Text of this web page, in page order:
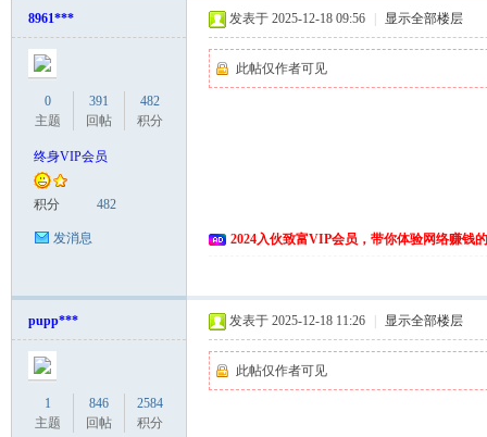
8961***
0
主题
391
回帖
482
积分
终身VIP会员
积分 482
发消息
发表于 2025-12-18 09:56 显示全部楼层
此帖仅作者可见
2024入伙致富VIP会员，带你体验网络赚钱
pupp***
1
主题
846
回帖
2584
积分
发表于 2025-12-18 11:26 显示全部楼层
此帖仅作者可见